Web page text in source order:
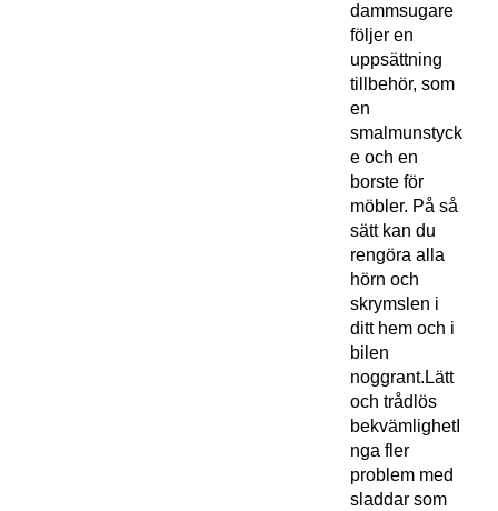
dammsugare
följer en
uppsättning
tillbehör, som
en
smalmunstyck
e och en
borste för
möbler. På så
sätt kan du
rengöra alla
hörn och
skrymslen i
ditt hem och i
bilen
noggrant.Lätt
och trådlös
bekvämlighetI
nga fler
problem med
sladdar som